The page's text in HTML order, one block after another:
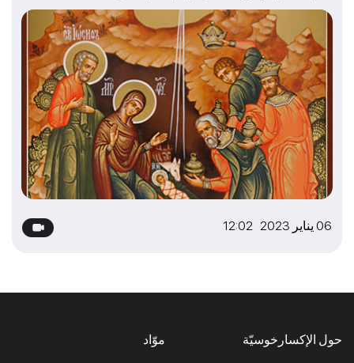
06 يناير 2023 12:02
حول الإكسارخوسيّة موّاد